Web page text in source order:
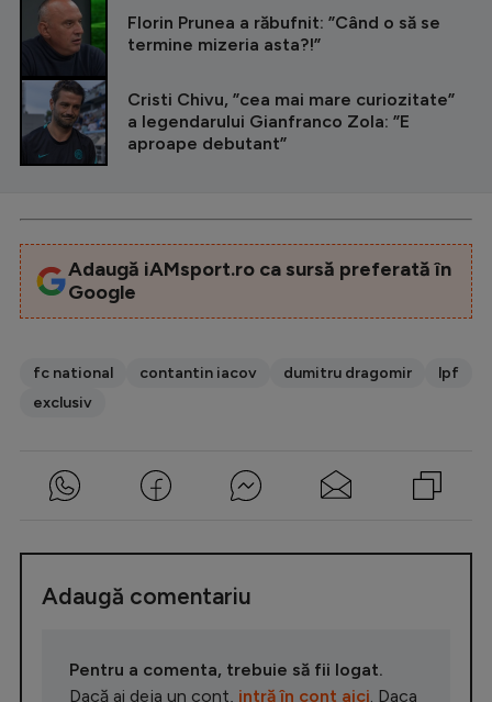
Florin Prunea a răbufnit: ”Când o să se
termine mizeria asta?!”
Cristi Chivu, ”cea mai mare curiozitate”
a legendarului Gianfranco Zola: ”E
aproape debutant”
Adaugă iAMsport.ro ca sursă preferată în
Google
fc national contantin iacov dumitru dragomir
lpf
exclusiv
Adaugă comentariu
Pentru a comenta, trebuie să fii logat.
Dacă ai deja un cont, intră în cont aici. Daca